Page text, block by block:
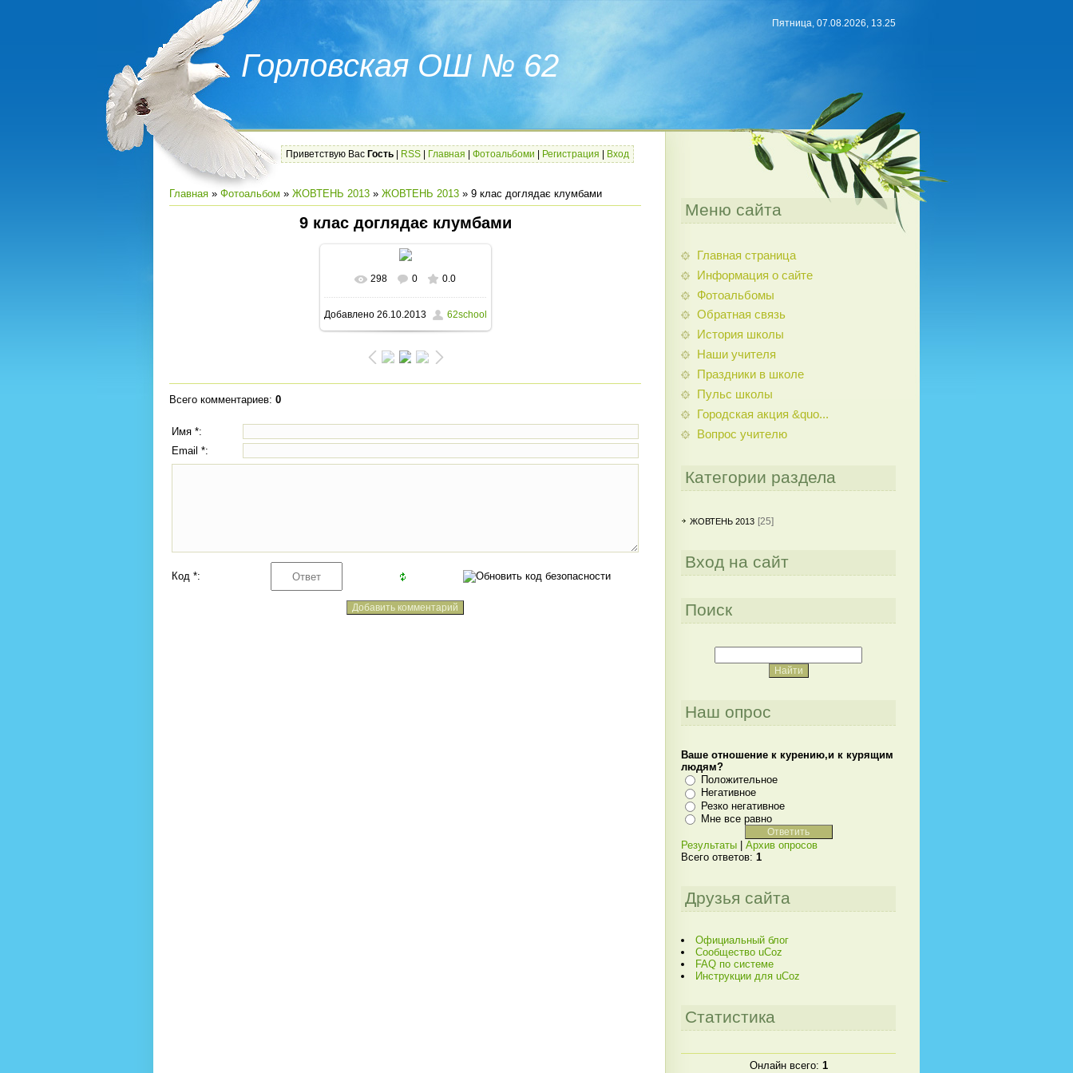
Горловская ОШ № 62
Пятница, 07.08.2026, 13.25
Приветствую Вас Гость RSS Главная Фотоальбоми Регистрация Вход
Главная » Фотоальбом » ЖОВТЕНЬ 2013 » ЖОВТЕНЬ 2013 » 9 клас доглядає клумбами
9 клас доглядає клумбами
В реальном размере
1600x1200/ 394.8Kb
298 0 0.0
Добавлено26.10.2013 62school
Всего комментариев: 0
Имя *:
Email *:
Код *:
Меню сайта
Главная страница
Информация о сайте
Фотоальбомы
Обратная связь
История школы
Наши учителя
Праздники в школе
Пульс школы
Городская акция &quo...
Вопрос учителю
Категории раздела
ЖОВТЕНЬ 2013 [25]
Вход на сайт
Поиск
Наш опрос
Ваше отношение к курению,и к курящим
людям?
Положительное
Негативное
Резко негативное
Мне все равно
Результаты
Архив опросов
Всего ответов: 1
Друзья сайта
Официальный блог
Сообщество uCoz
FAQ по системе
Инструкции для uCoz
Статистика
Онлайн всего: 1